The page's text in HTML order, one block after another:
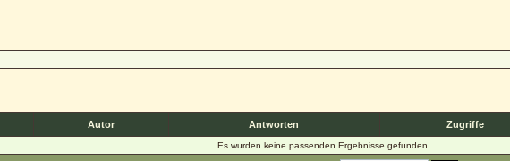
Autor Antworten Zugriffe
Es wurden keine passenden Ergebnisse gefunden.